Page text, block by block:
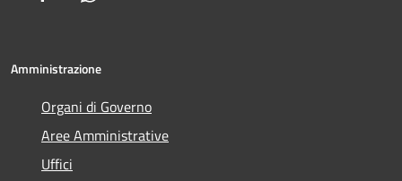
Amministrazione
Organi di Governo
Aree Amministrative
Uffici